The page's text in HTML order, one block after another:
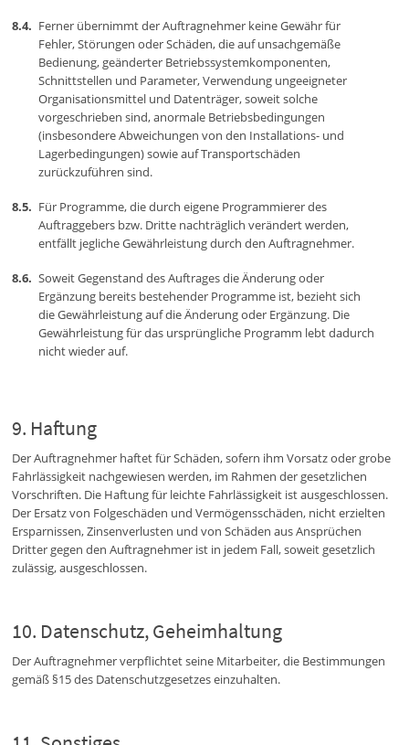
Ferner übernimmt der Auftragnehmer keine Gewähr für
Fehler, Störungen oder Schäden, die auf unsachgemäße
Bedienung, geänderter Betriebssystemkomponenten,
Schnittstellen und Parameter, Verwendung ungeeigneter
Organisationsmittel und Datenträger, soweit solche
vorgeschrieben sind, anormale Betriebsbedingungen
(insbesondere Abweichungen von den Installations- und
Lagerbedingungen) sowie auf Transportschäden
zurückzuführen sind.
Für Programme, die durch eigene Programmierer des
Auftraggebers bzw. Dritte nachträglich verändert werden,
entfällt jegliche Gewährleistung durch den Auftragnehmer.
Soweit Gegenstand des Auftrages die Änderung oder
Ergänzung bereits bestehender Programme ist, bezieht sich
die Gewährleistung auf die Änderung oder Ergänzung. Die
Gewährleistung für das ursprüngliche Programm lebt dadurch
nicht wieder auf.
Haftung
Der Auftragnehmer haftet für Schäden, sofern ihm Vorsatz oder grobe
Fahrlässigkeit nachgewiesen werden, im Rahmen der gesetzlichen
Vorschriften. Die Haftung für leichte Fahrlässigkeit ist ausgeschlossen.
Der Ersatz von Folgeschäden und Vermögensschäden, nicht erzielten
Ersparnissen, Zinsenverlusten und von Schäden aus Ansprüchen
Dritter gegen den Auftragnehmer ist in jedem Fall, soweit gesetzlich
zulässig, ausgeschlossen.
Datenschutz, Geheimhaltung
Der Auftragnehmer verpflichtet seine Mitarbeiter, die Bestimmungen
gemäß §15 des Datenschutzgesetzes einzuhalten.